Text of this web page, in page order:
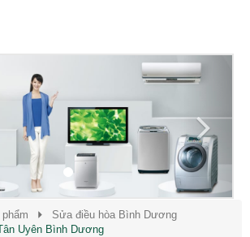
phẩm
Sửa điều hòa Bình Dương
Uyên Bình Dương